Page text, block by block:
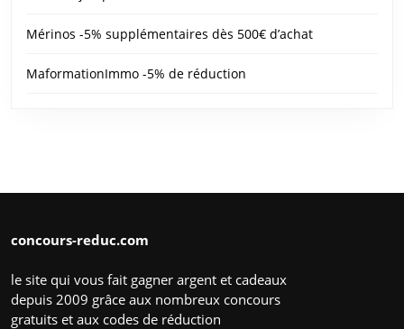
Mérinos -5% supplémentaires dès 500€ d’achat
MaformationImmo -5% de réduction
concours-reduc.com
le site qui vous fait gagner argent et cadeaux
depuis 2009 grâce aux nombreux concours
gratuits et aux codes de réduction